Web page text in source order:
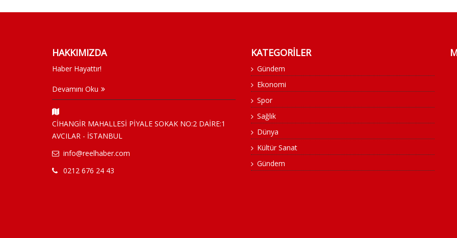
HAKKIMIZDA
Haber Hayattır!
Devamını Oku
CİHANGİR MAHALLESİ PİYALE SOKAK NO:2 DAİRE:1
AVCILAR - İSTANBUL
info@reelhaber.com
0212 676 24 43
KATEGORİLER
Gündem
Ekonomi
Spor
Sağlık
Dünya
Kültür Sanat
Gündem